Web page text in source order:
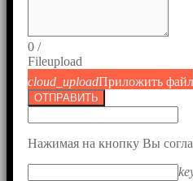
0 /
Fileupload
cloud_uploadПриложить файл
ОТПРАВИТЬ
Нажимая на кнопку Вы